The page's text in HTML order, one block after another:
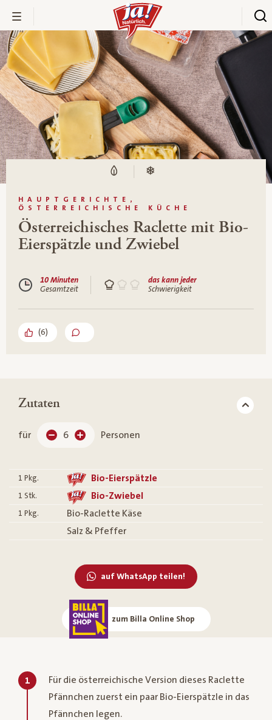
HAUPTGERICHTE,
ÖSTERREICHISCHE KÜCHE
Österreichisches Raclette mit Bio-
Eierspätzle und Zwiebel
10 Minuten
Gesamtzeit
das kann jeder
Schwierigkeit
(6)
Zutaten
für 6 Personen
1 Pkg. Bio-Eierspätzle
1 Stk. Bio-Zwiebel
1 Pkg.
Bio-Raclette Käse
Salz & Pfeffer
auf WhatsApp teilen!
zum Billa Online Shop
1
Für die österreichische Version dieses Raclette
Pfännchen zuerst ein paar Bio-Eierspätzle in das
Pfännchen legen.